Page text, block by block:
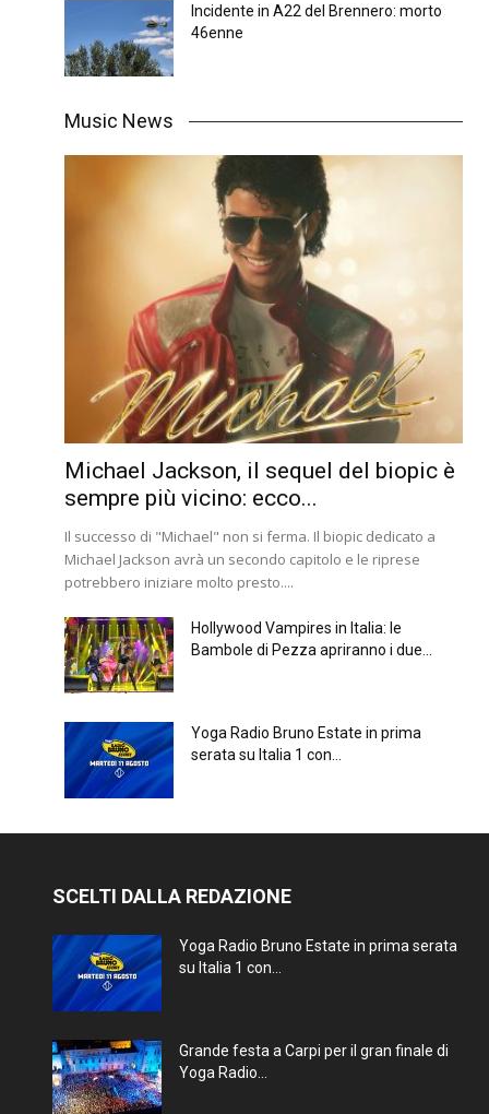
Incidente in A22 del Brennero: morto
46enne
Music News
Michael Jackson, il sequel del biopic è
sempre più vicino: ecco...
Il successo di "Michael" non si ferma. Il biopic dedicato a
Michael Jackson avrà un secondo capitolo e le riprese
potrebbero iniziare molto presto....
Hollywood Vampires in Italia: le
Bambole di Pezza apriranno i due...
Yoga Radio Bruno Estate in prima
serata su Italia 1 con...
SCELTI DALLA REDAZIONE
Yoga Radio Bruno Estate in prima serata
su Italia 1 con...
Grande festa a Carpi per il gran finale di
Yoga Radio...